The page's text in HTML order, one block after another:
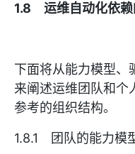
1.8 运维自动化依赖
下面将从能力模型、
来阐述运维团队和个
参考的组织结构。
1.8.1 团队的能力模